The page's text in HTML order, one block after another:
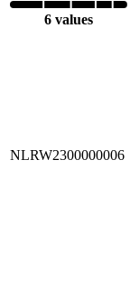
6 values
NLRW2300000006